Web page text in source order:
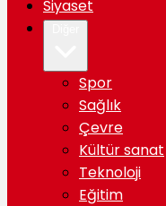
Siyaset
Spor
Sağlık
Çevre
Kültür sanat
Teknoloji
Eğitim